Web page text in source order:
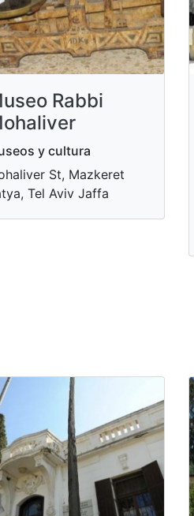
Rabbi
y cultura
St, Mazkeret
Tel Aviv Jaffa